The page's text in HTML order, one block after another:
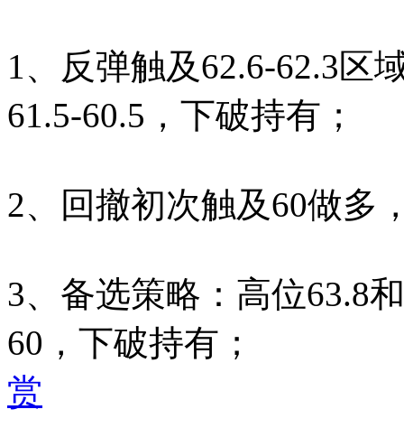
1、反弹触及62.6-62.3区
61.5-60.5，下破持有；
2、回撤初次触及60做多
3、备选策略：高位63.8
60，下破持有；
赏